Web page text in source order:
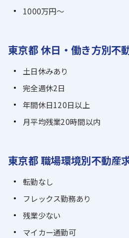
1000万円～
東京都 休日・働き方別不
土日休みあり
完全週休2日
年間休日120日以上
月平均残業20時間以内
東京都 職場環境別不動産
転勤なし
フレックス勤務あり
残業少ない
マイカー通勤可